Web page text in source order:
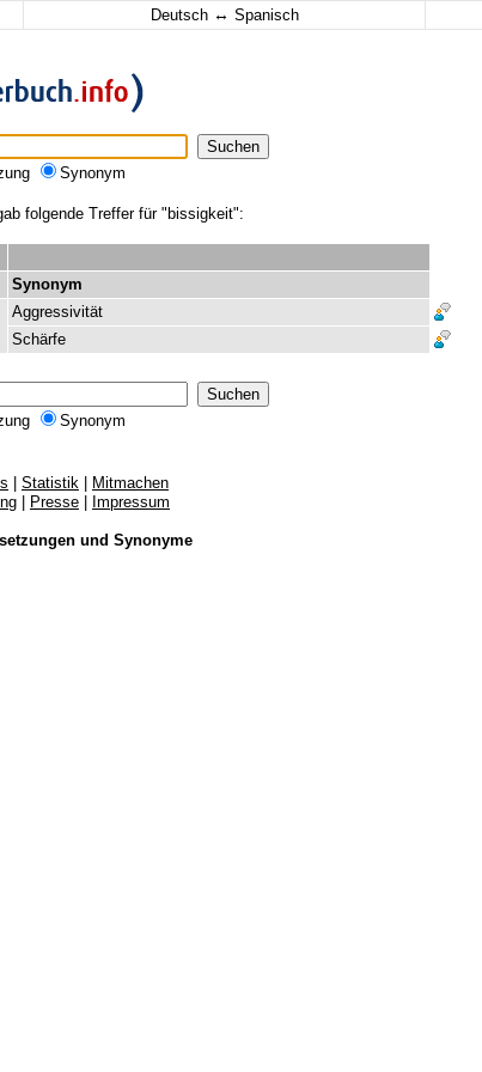
Deutsch ↔ Spanisch
Synonym
folgende Treffer für "bissigkeit":
Synonym
Aggressivität
Schärfe
Synonym
Statistik
Mitmachen
Presse Impressum
und Synonyme